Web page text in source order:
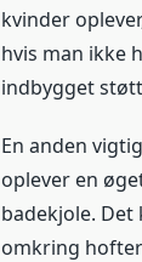
kvinder
hvis man ikke
indbygget
En anden
oplever en
badekjole.
omkring